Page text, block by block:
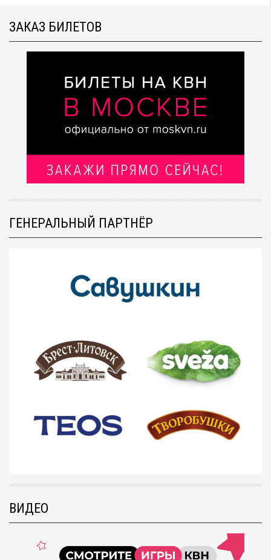
ЗАКАЗ БИЛЕТОВ
ГЕНЕРАЛЬНЫЙ ПАРТНЁР
ВИДЕО